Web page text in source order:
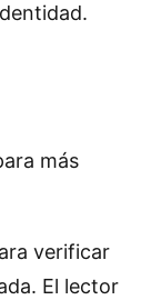
más
verificar
El lector